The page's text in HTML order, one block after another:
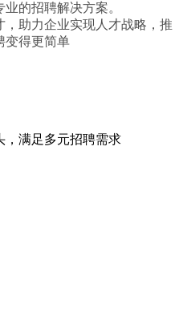
的招聘解决方案。
助力企业实现人才战略，推
变得更简单
，满足多元招聘需求